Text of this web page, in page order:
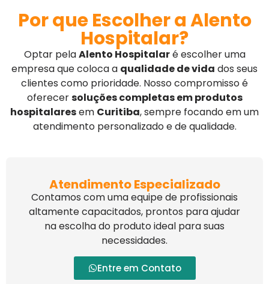
Por que Escolher a Alento
Hospitalar?
Optar pelaAlento Hospitalaré escolher uma
empresa que coloca a qualidade de vida dos seus
clientes como prioridade. Nosso compromisso é
oferecersoluções completas em produtos
hospitalaresem Curitiba, sempre focando em um
atendimento personalizado e de qualidade.
Atendimento Especializado
Contamos com uma equipe de profissionais
altamente capacitados, prontos para ajudar
na escolha do produto ideal para suas
necessidades.
Entre em Contato